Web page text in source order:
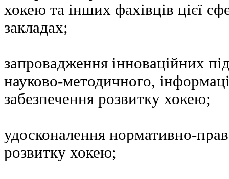
хокею та інших фахівців цієї
закладах;
запровадження інноваційних
науково-методичного,
забезпечення розвитку хокею;
удосконалення нормативно-
розвитку хокею;